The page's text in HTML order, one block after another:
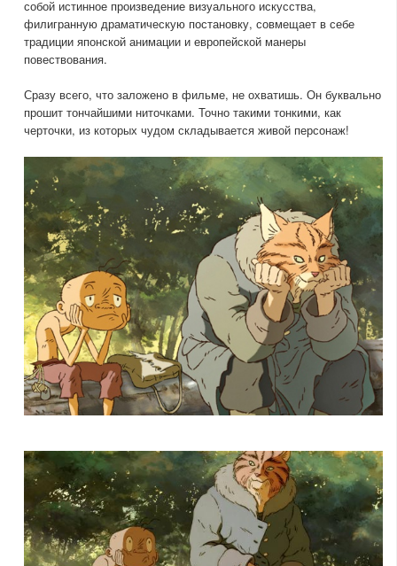
собой истинное произведение визуального искусства,
филигранную драматическую постановку, совмещает в себе
традиции японской анимации и европейской манеры
повествования.
Сразу всего, что заложено в фильме, не охватишь. Он буквально
прошит тончайшими ниточками. Точно такими тонкими, как
черточки, из которых чудом складывается живой персонаж!